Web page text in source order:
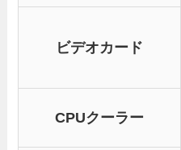
ビデオカード
CPUクーラー